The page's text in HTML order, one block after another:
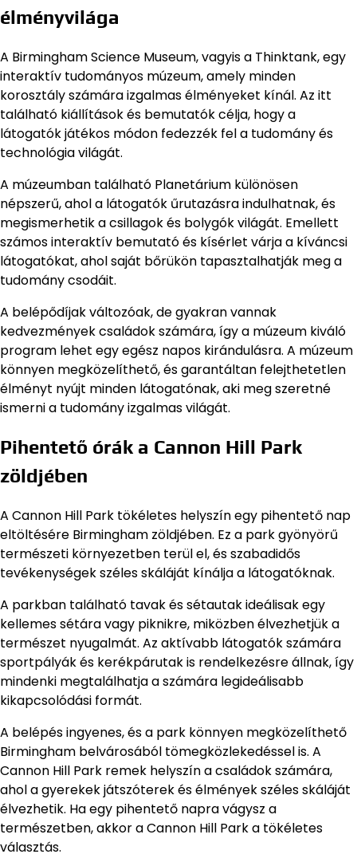
élményvilága
A Birmingham Science Museum, vagyis a Thinktank, egy
interaktív tudományos múzeum, amely minden
korosztály számára izgalmas élményeket kínál. Az itt
található kiállítások és bemutatók célja, hogy a
látogatók játékos módon fedezzék fel a tudomány és
technológia világát.
A múzeumban található Planetárium különösen
népszerű, ahol a látogatók űrutazásra indulhatnak, és
megismerhetik a csillagok és bolygók világát. Emellett
számos interaktív bemutató és kísérlet várja a kíváncsi
látogatókat, ahol saját bőrükön tapasztalhatják meg a
tudomány csodáit.
A belépődíjak változóak, de gyakran vannak
kedvezmények családok számára, így a múzeum kiváló
program lehet egy egész napos kirándulásra. A múzeum
könnyen megközelíthető, és garantáltan felejthetetlen
élményt nyújt minden látogatónak, aki meg szeretné
ismerni a tudomány izgalmas világát.
Pihentető órák a Cannon Hill Park
zöldjében
A Cannon Hill Park tökéletes helyszín egy pihentető nap
eltöltésére Birmingham zöldjében. Ez a park gyönyörű
természeti környezetben terül el, és szabadidős
tevékenységek széles skáláját kínálja a látogatóknak.
A parkban található tavak és sétautak ideálisak egy
kellemes sétára vagy piknikre, miközben élvezhetjük a
természet nyugalmát. Az aktívabb látogatók számára
sportpályák és kerékpárutak is rendelkezésre állnak, így
mindenki megtalálhatja a számára legideálisabb
kikapcsolódási formát.
A belépés ingyenes, és a park könnyen megközelíthető
Birmingham belvárosából tömegközlekedéssel is. A
Cannon Hill Park remek helyszín a családok számára,
ahol a gyerekek játszóterek és élmények széles skáláját
élvezhetik. Ha egy pihentető napra vágysz a
természetben, akkor a Cannon Hill Park a tökéletes
választás.